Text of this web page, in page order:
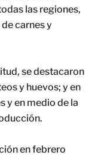
las regiones,
carnes y
se destacaron
y huevos; y en
y en medio de la
en febrero